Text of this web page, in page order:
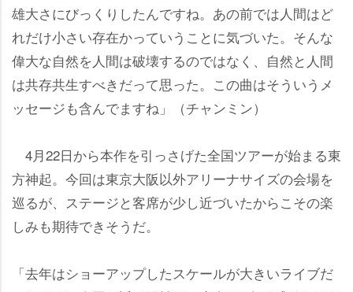
雄大さにびっくりしたんですね。あの前では人間はど
れだけ小さい存在かっていうことに気づいた。そんな
偉大な自然を人間は破壊するのではなく、自然と人間
は共存共生すべきだって思った。この曲はそういうメ
ッセージも含んでますね」（チャンミン）
4月22日から本作を引っさげた全国ツアーが始まる東
方神起。今回は東京大阪以外アリーナサイズの会場を
巡るが、ステージと客席が少し近づいたからこその楽
しみも期待できそうだ。
「去年はショーアップしたスケールが大きいライブだ